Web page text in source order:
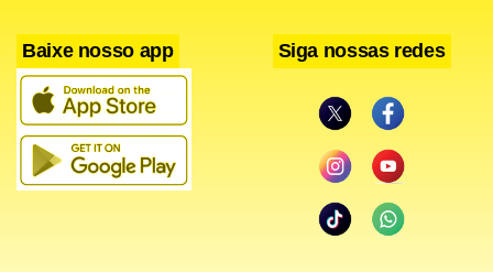
“Não tem prazo marcado, mas acredito que a gente pode
estar trabalhando em algo ainda para este ano… final
deste ano”, afirmou o ministro. Ele disse esperar que
dentro de dois a três meses, “o governo tenha uma
posição para começar a discutir com a sociedade
Baixe nosso app Siga nossas redes